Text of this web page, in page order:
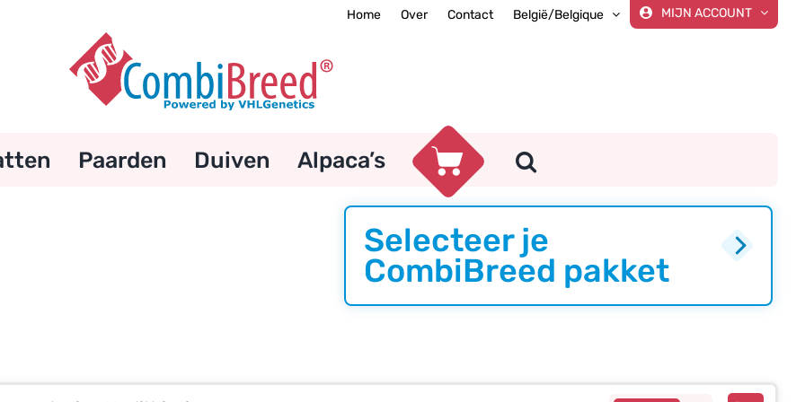
Home Over Contact België/Belgique MIJN ACCOUNT
Paarden Duiven Alpaca’s
Selecteer je
CombiBreed pakket